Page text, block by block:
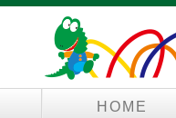
HOME